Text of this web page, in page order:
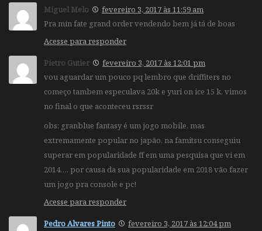
Miguel Melo
fevereiro 3, 2017 às 11:59 am
Pra min fate grand order vendendo bem já tá de boas
Acesse para responder
Pietro Gutier
fevereiro 3, 2017 às 12:01 pm
vou aguardar um pouco pq lembro que driffiters no
começo tambem especulava 20k e yuri on ice 15 k, vimos
no final o que aconteceu rsrssr
obs: granblue fantasy é um jogo mobile, mas
extremamente popular no japão, na famitsu conseguiu
superar em popularidade ff em uma pesquisa que vi em
2014…. por causa da sua popularidade em 2018 vão fazer
um jogo pra console e pc!
Acesse para responder
Pedro Alvares Pinto
fevereiro 3, 2017 às 12:04 pm